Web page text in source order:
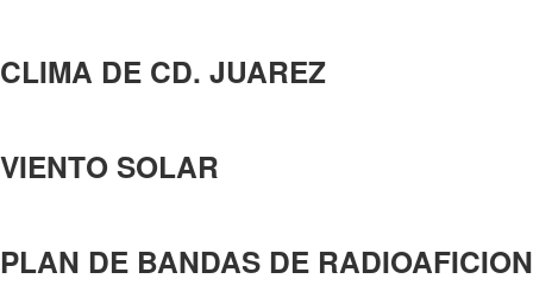
CLIMA DE CD. JUAREZ
VIENTO SOLAR
PLAN DE BANDAS DE